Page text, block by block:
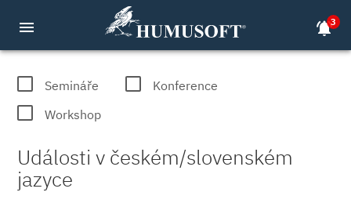
menu notifications_active3
MATLAB, COMSOL, dSPACE
Semináře
Konference
Workshop
Události v českém/slovenském
jazyce